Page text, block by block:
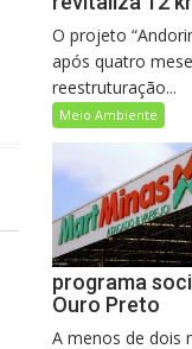
O projeto
após quatro
reestruturação...
Meio Ambiente
programa
Ouro Preto
A menos de dois